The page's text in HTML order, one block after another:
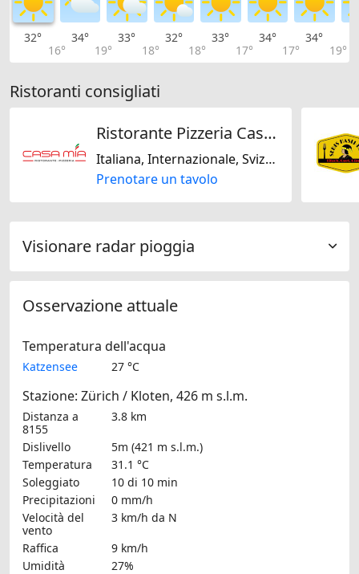
32°
16°
34°
19°
33°
18°
32°
18°
33°
17°
34°
17°
34°
19°
Ristoranti consigliati
Ristorante Pizzeria Casa Mia
Italiana, Internazionale, Svizzera, Mediterranea
Prenotare un tavolo
Visionare radar pioggia
Osservazione attuale
Temperatura dell'acqua
Katzensee 27 °C
Stazione: Zürich / Kloten, 426 m s.l.m.
Distanza a
8155
3.8 km
Dislivello
5m (421 m s.l.m.)
Temperatura
31.1 °C
Soleggiato
10 di 10 min
Precipitazioni
0 mm/h
Velocità del
vento
3 km/h da N
Raffica
9 km/h
Umidità
27%